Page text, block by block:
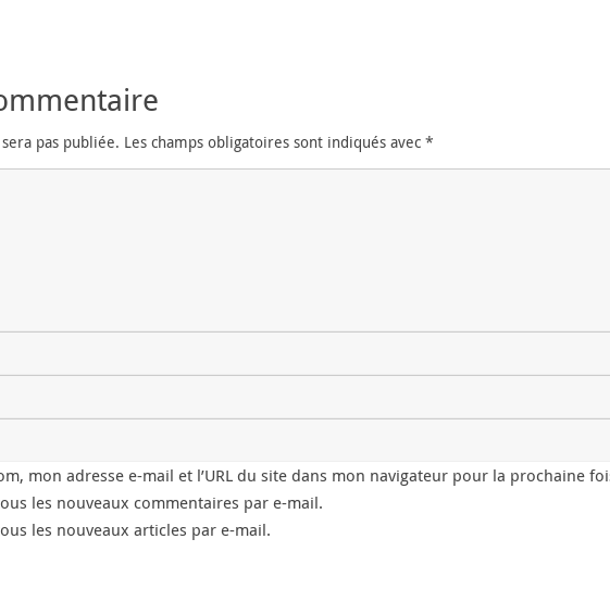
pas publiée. Les champs obligatoires sont indiqués avec *
mon adresse e-mail et l’URL du site dans mon navigateur pour la prochaine
les nouveaux commentaires par e-mail.
les nouveaux articles par e-mail.